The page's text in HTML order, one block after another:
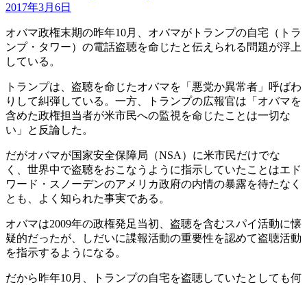
2017年3月6日
オバマ政権末期の昨年10月、オバマがトランプの自宅（トラ
ンプ・タワー）の電話盗聴を命じたと伝えられる問題が浮上
している。
トランプは、盗聴を命じたオバマを「悪党か異常者」呼ばわ
りして糾弾している。一方、トランプの広報官は「オバマを
含めた政権担当者が米市民への監視を命じたことは一切な
い」と反論した。
だがオバマが国家安全保障局（NSA）に米市民だけでな
く、世界中で盗聴をおこなうように指示していたことはエド
ワード・スノーデンのアメリカ政府の内情の暴露を待たなく
とも、よく知られた事実である。
オバマは2009年の政権発足当初、盗聴を含むスパイ活動に懐
疑的だったが、しだいに諜報活動の重要性を認めて盗聴活動
を指示するようになる。
だから昨年10月、トランプの自宅を盗聴していたとしても何